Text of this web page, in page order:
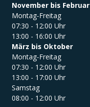
November bis Februar
Montag-Freitag
07:30 - 12:00 Uhr
13:00 - 16:00 Uhr
März bis Oktober
Montag-Freitag
07:30 - 12:00 Uhr
13:00 - 17:00 Uhr
Samstag
08:00 - 12:00 Uhr